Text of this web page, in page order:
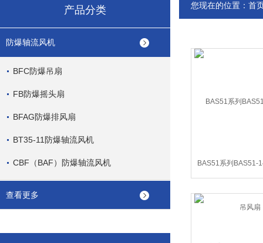
产品分类
防爆轴流风机
BFC防爆吊扇
FB防爆摇头扇
BFAG防爆排风扇
BT35-11防爆轴流风机
CBF（BAF）防爆轴流风机
查看更多
您现在的位置： 首
BAS51系列BAS51-
风扇